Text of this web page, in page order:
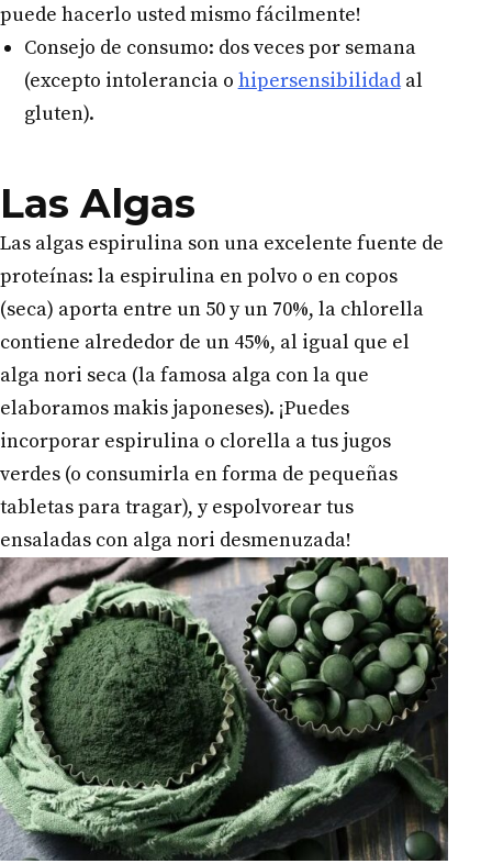
puede hacerlo usted mismo fácilmente!
Consejo de consumo: dos veces por semana
(excepto intolerancia o hipersensibilidadal
gluten).
Las Algas
Las algas espirulina son una excelente fuente de
proteínas: la espirulina en polvo o en copos
(seca) aporta entre un 50 y un 70%, la chlorella
contiene alrededor de un 45%, al igual que el
alga nori seca (la famosa alga con la que
elaboramos makis japoneses). ¡Puedes
incorporar espirulina o clorella a tus jugos
verdes (o consumirla en forma de pequeñas
tabletas para tragar), y espolvorear tus
ensaladas con alga nori desmenuzada!